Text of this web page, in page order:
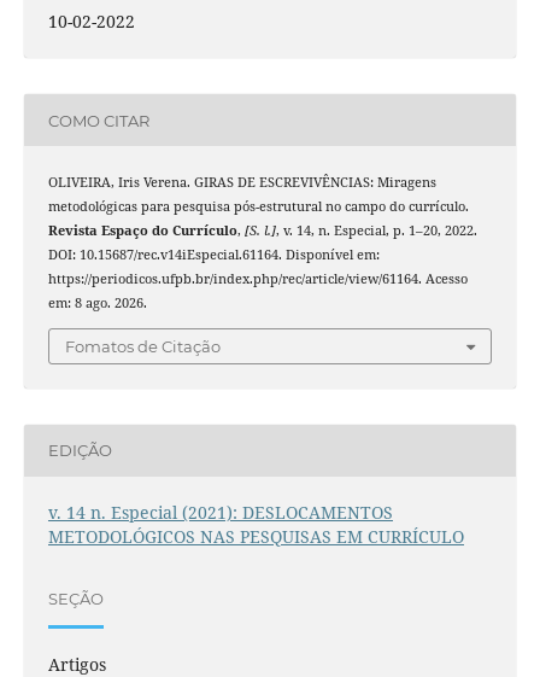
10-02-2022
COMO CITAR
OLIVEIRA, Iris Verena. GIRAS DE ESCREVIVÊNCIAS: Miragens
metodológicas para pesquisa pós-estrutural no campo do currículo.
Revista Espaço do Currículo, [S. l.], v. 14, n. Especial, p. 1–20, 2022.
DOI: 10.15687/rec.v14iEspecial.61164. Disponível em:
https://periodicos.ufpb.br/index.php/rec/article/view/61164. Acesso
em: 8 ago. 2026.
Fomatos de Citação
EDIÇÃO
v. 14 n. Especial (2021): DESLOCAMENTOS
METODOLÓGICOS NAS PESQUISAS EM CURRÍCULO
SEÇÃO
Artigos